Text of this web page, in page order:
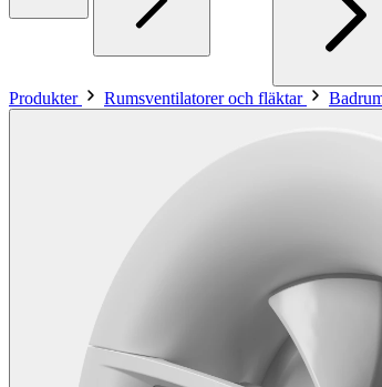
Produkter Rumsventilatorer och fläktar